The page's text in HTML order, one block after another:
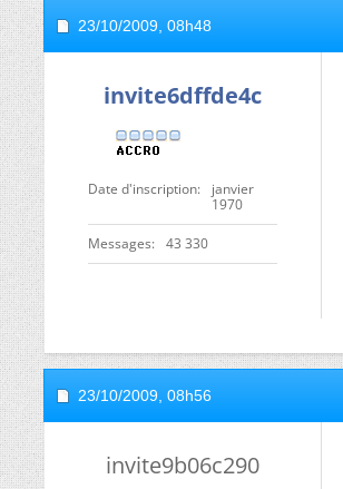
23/10/2009, 08h48
invite6dffde4c
Date d'inscription
janvier
1970
Messages 43 330
23/10/2009, 08h56
invite9b06c290